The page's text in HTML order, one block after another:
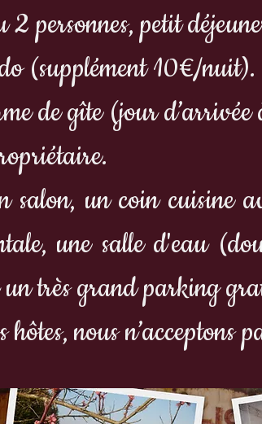
personnes, petit
(supplément 10€/nuit).
de gîte (jour d’arrivée
salon, un coin cuisine
une salle d'eau
très grand parking
nous n’acceptons